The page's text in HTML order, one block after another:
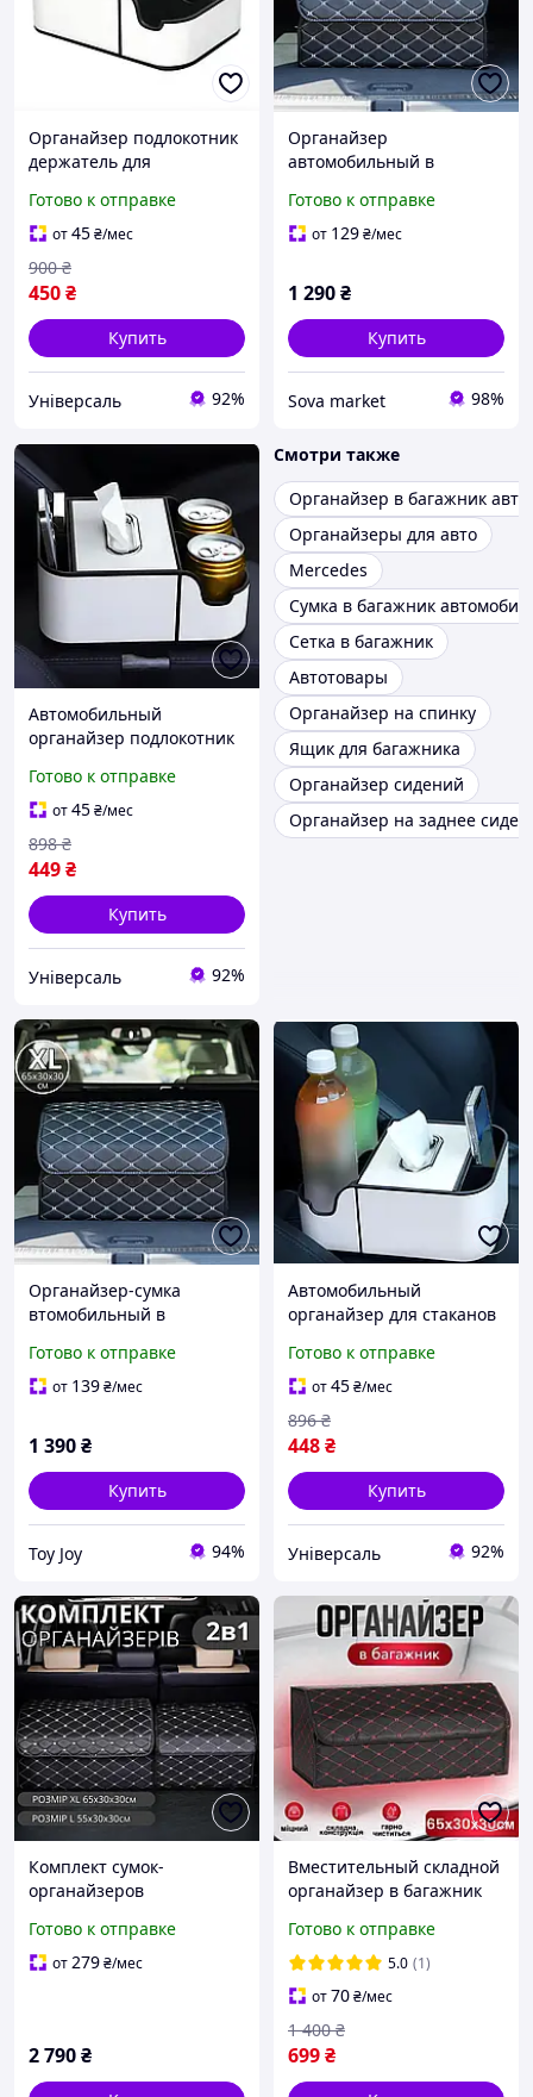
Органайзер подлокотник
держатель для
Органайзер на
подлокотник для салона
автомобиля
Готово к отправке
от45₴/мес
450₴
900 ₴
Купить
Універсаль 92%
Органайзер
автомобильный в
саквояж ящик для
хранения акссесуаров в
55х30х30 см (L)
Готово к отправке
от 129₴/мес
1 290₴
Купить
Sova market 98%
Автомобильный
органайзер подлокотник
Подлокотник с
подстаканниками в авто
из кожи
Готово к отправке
от45₴/мес
449₴
898 ₴
Купить
Універсаль 92%
Смотри также
Органайзер в багажник
Органайзеры для авто
Mercedes
Сумка в багажник
Сетка в багажник
Автотовары
Органайзер на спинку
Ящик для багажника
Органайзер сидений
Органайзер на заднее
Органайзер-сумка
втомобильный в
саквояж ящик для
хранения акссесуаров в
Готово к отправке
от 139₴/мес
1 390₴
Купить
Toy Joy 94%
Автомобильный
органайзер для стаканов
Органайзер подлокотник
с салфетками в машину
Готово к отправке
от45₴/мес
448₴
896 ₴
Купить
Універсаль 92%
Комплект сумок-
органайзеров
багажник машины
саквояж ящик для
Готово к отправке
от279₴/мес
2 790₴
Вместительный складной
органайзер в багажник
см автомобильный бокс
для хранения вещей из
эко кожи
Готово к отправке
5.0 (1)
от70₴/мес
699₴
1 400 ₴